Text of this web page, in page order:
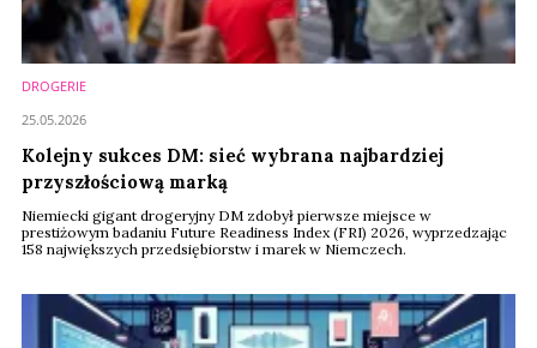
DROGERIE
Kolejny sukces DM: sieć wybrana najbardziej
przyszłościową marką
Niemiecki gigant drogeryjny DM zdobył pierwsze miejsce w
prestiżowym badaniu Future Readiness Index (FRI) 2026, wyprzedzając
158 największych przedsiębiorstw i marek w Niemczech.
25.05.2026